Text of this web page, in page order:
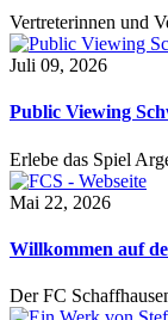
Vertreterinnen und
Juli 09, 2026
Public Viewing
Erlebe das Spiel
Mai 22, 2026
Willkommen auf
Der FC